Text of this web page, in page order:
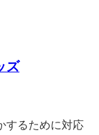
ズ
するために対応